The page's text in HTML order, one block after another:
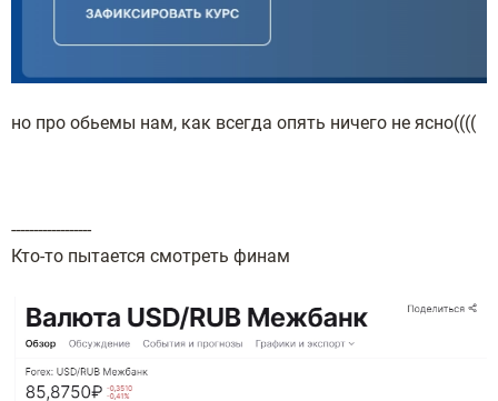
но про обьемы нам, как всегда опять ничего не ясно((((
------------------
Кто-то пытается смотреть финам